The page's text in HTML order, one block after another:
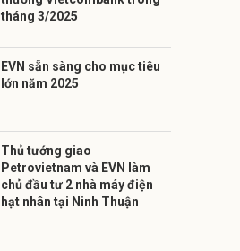
tháng 3/2025
EVN sẵn sàng cho mục tiêu
lớn năm 2025
Thủ tướng giao
Petrovietnam và EVN làm
chủ đầu tư 2 nhà máy điện
hạt nhân tại Ninh Thuận